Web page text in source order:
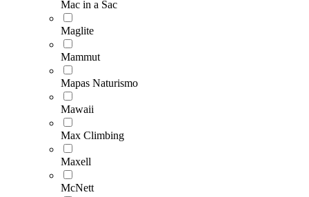
Mac in a Sac
Maglite
Mammut
Mapas Naturismo
Mawaii
Max Climbing
Maxell
McNett